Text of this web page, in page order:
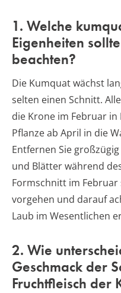
1. Welche
Eigenheiten
beachten?
Die Kumquat wächst
selten einen Schnitt.
die Krone im Februar
Pflanze ab April in die
Entfernen Sie
und Blätter während
Formschnitt im
vorgehen und darauf
Laub im Wesentlichen
2. Wie
Geschmack der
Fruchtfleisch der